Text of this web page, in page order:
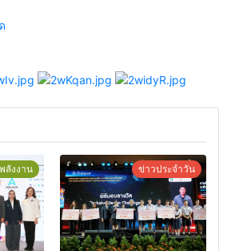
ลังงาน ข่าวประจำวัน